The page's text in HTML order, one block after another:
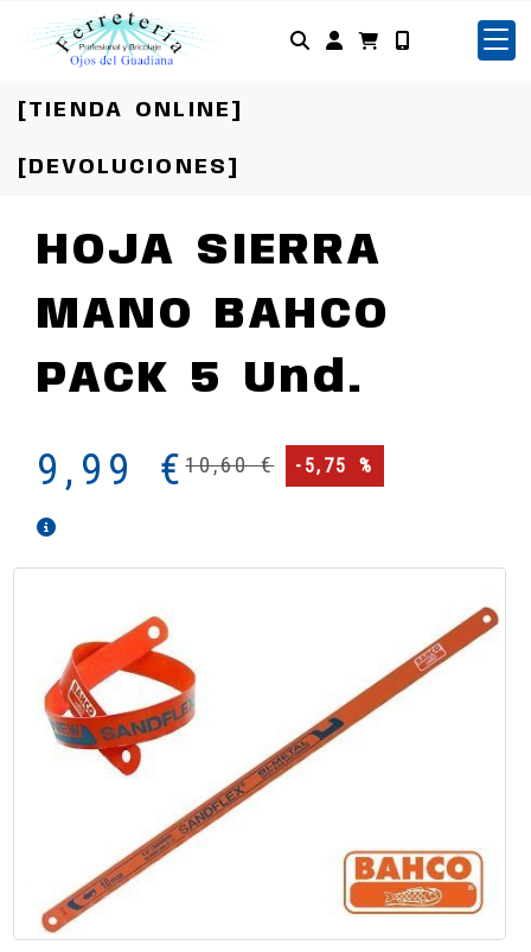
Identifícate
[TIENDA ONLINE]
[DEVOLUCIONES]
HOJA SIERRA
MANO BAHCO
PACK 5 Und.
9,99 €10,60 € -5,75 %